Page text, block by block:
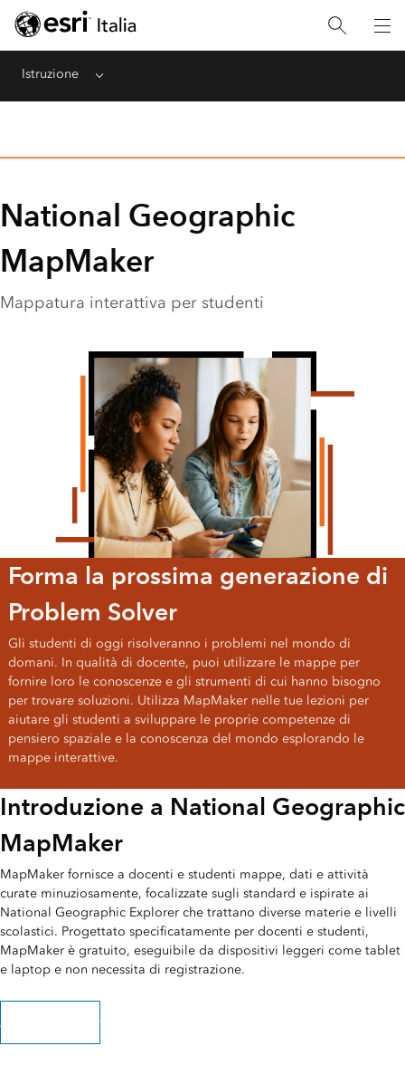
Istruzione Menu
National Geographic
MapMaker
Mappatura interattiva per studenti
Forma la prossima generazione di
Problem Solver
Gli studenti di oggi risolveranno i problemi nel mondo di
domani. In qualità di docente, puoi utilizzare le mappe per
fornire loro le conoscenze e gli strumenti di cui hanno bisogno
per trovare soluzioni. Utilizza MapMaker nelle tue lezioni per
aiutare gli studenti a sviluppare le proprie competenze di
pensiero spaziale e la conoscenza del mondo esplorando le
mappe interattive.
Introduzione a National Geographic
MapMaker
MapMaker fornisce a docenti e studenti mappe, dati e attività
curate minuziosamente, focalizzate sugli standard e ispirate ai
National Geographic Explorer che trattano diverse materie e livelli
scolastici. Progettato specificatamente per docenti e studenti,
MapMaker è gratuito, eseguibile da dispositivi leggeri come tablet
e laptop e non necessita di registrazione.
Avvia MapMaker